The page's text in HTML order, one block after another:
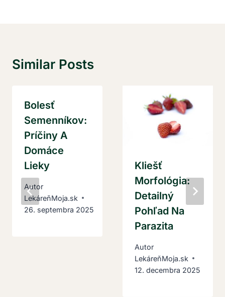
Similar Posts
Bolesť
Semenníkov:
Príčiny A
Domáce
Lieky
Autor
LekáreňMoja.sk
26. septembra 2025
Kliešť
Morfológia:
Detailný
Pohľad Na
Parazita
Autor
LekáreňMoja.sk
12. decembra 2025